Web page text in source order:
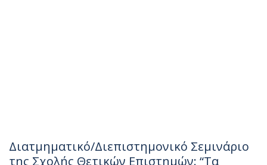
Διατμηματικό/Διεπιστημονικό Σεμινάριο
της Σχολής Θετικών Επιστημών: “Τα